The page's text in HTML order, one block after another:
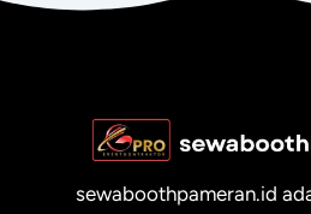
sewaboothpameran.id